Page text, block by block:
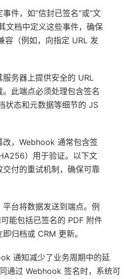
事件，如“信封已签名”或“文
文档中定义这些事件，确保
容（例如，向指定 URL 发
服务器上提供安全的 URL
。此端点必须处理包含签名
状态和元数据等细节的 JS
改，Webhook 通常包含签
）用于验证。以下文
付的重试机制，确保可靠
平台将数据发送到端点。例
能包括已签名的 PDF 附件
归档或 CRM 更新。
通知减少了业务周期中的延
通过 Webhook 签名时，系统可